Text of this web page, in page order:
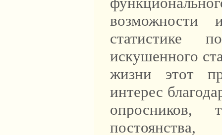
возможности
статистике
искушенного
жизни этот
интерес
опросников,